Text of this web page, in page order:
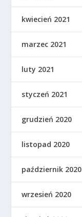
kwiecień 2021
marzec 2021
luty 2021
styczeń 2021
grudzień 2020
listopad 2020
październik 2020
wrzesień 2020